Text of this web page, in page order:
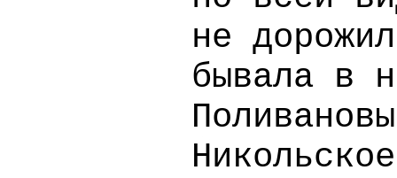
не
бывала в